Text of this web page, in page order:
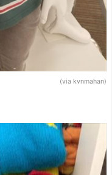
(via kvnmahan)